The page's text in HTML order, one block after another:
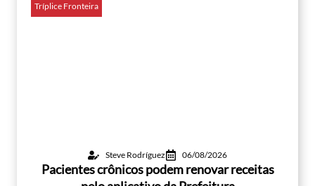
Tríplice Fronteira
Steve Rodríguez 06/08/2026
Pacientes crônicos podem renovar receitas